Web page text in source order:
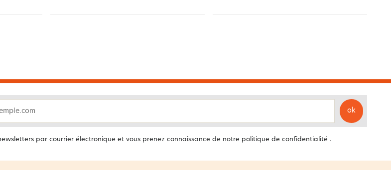
ok
par courrier électronique et vous prenez connaissance de notre politique de confidentialité .